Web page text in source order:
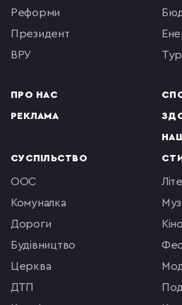
реформи
президент
ВРУ
ПРО НАС
РЕКЛАМА
СУСПІЛЬСТВО
ООС
комуналка
Дороги
будівництво
церква
ДТП
кіно